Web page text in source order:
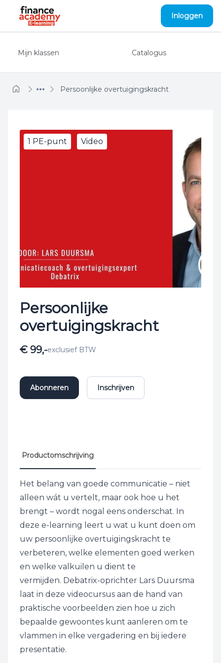
Naar hoofdinhoud
Inloggen
Mijn klassen Catalogus
Persoonlijke overtuigingskracht
1 PE-punt Video
Persoonlijke
overtuigingskracht
€ 99,-exclusief BTW
Abonneren Inschrijven
Productomschrijving
Het belang van goede communicatie – niet
alleen wát u vertelt, maar ook hoe u het
brengt – wordt nogal eens onderschat. In
deze e-learning leert u wat u kunt doen om
uw persoonlijke overtuigingskracht te
verbeteren, welke elementen goed werken
en welke valkuilen u dient te
vermijden. Debatrix-oprichter Lars Duursma
laat in deze videocursus aan de hand van
praktische voorbeelden zien hoe u zich
bepaalde gewoontes kunt aanleren om te
vlammen in elke vergadering en bij iedere
presentatie.